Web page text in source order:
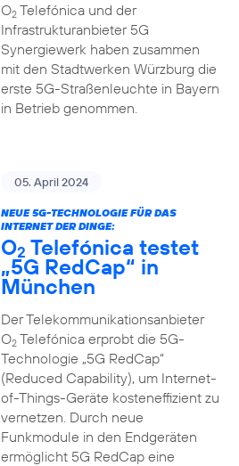
O2Telefónica und der
Infrastrukturanbieter 5G
Synergiewerk haben zusammen
mit den Stadtwerken Würzburg die
erste 5G-Straßenleuchte in Bayern
in Betrieb genommen.
05. April 2024
NEUE 5G-TECHNOLOGIE FÜR DAS
INTERNET DER DINGE:
O2 Telefónica testet
„5G RedCap“ in
München
Der Telekommunikationsanbieter
O2Telefónica erprobt die 5G-
Technologie „5G RedCap“
(Reduced Capability), um Internet-
of-Things-Geräte kosteneffizient zu
vernetzen. Durch neue
Funkmodule in den Endgeräten
ermöglicht 5G RedCap eine